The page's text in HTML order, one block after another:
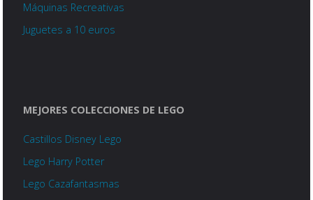
Máquinas Recreativas
Juguetes a 10 euros
MEJORES COLECCIONES DE LEGO
Castillos Disney Lego
Lego Harry Potter
Lego Cazafantasmas